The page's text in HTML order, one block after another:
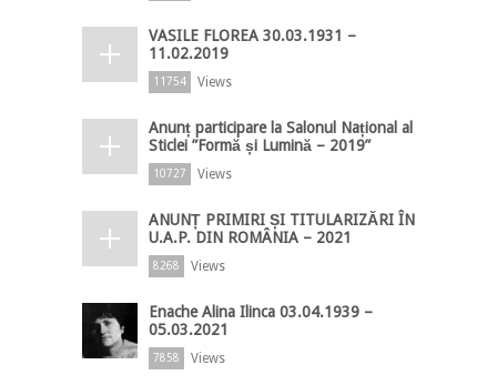
VASILE FLOREA 30.03.1931 –
11.02.2019
11754 Views
Anunț participare la Salonul Național al
Sticlei ”Formă și Lumină – 2019”
10727 Views
ANUNȚ PRIMIRI ȘI TITULARIZĂRI ÎN
U.A.P. DIN ROMÂNIA – 2021
8268 Views
Enache Alina Ilinca 03.04.1939 –
05.03.2021
7858 Views